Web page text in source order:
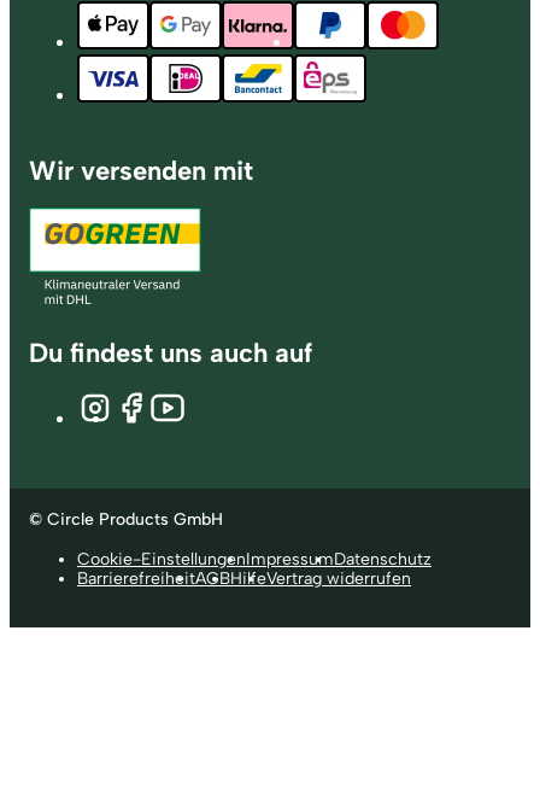
Wir versenden mit
Du findest uns auch auf
© Circle Products GmbH
Cookie-EinstellungenImpressumDatenschutz
BarrierefreiheitAGBHilfeVertrag widerrufen